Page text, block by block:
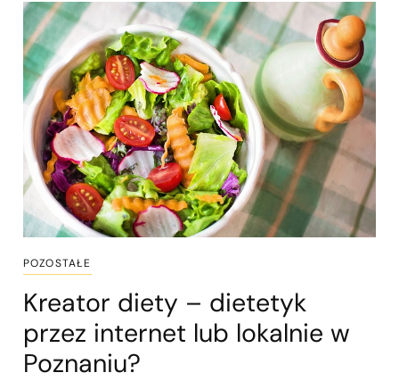
POZOSTAŁE
Kreator diety – dietetyk
przez internet lub lokalnie w
Poznaniu?